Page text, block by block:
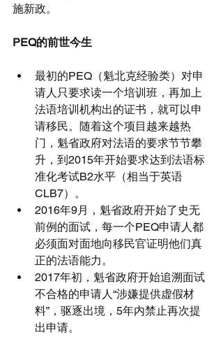
施新政。
PEQ的前世今生
最初的PEQ（魁北克经验类）对申
请人只要求读一个培训班，再加上
法语培训机构出的证书，就可以申
请移民。随着这个项目越来越热
门，魁省政府对法语的要求节节攀
升，到2015年开始要求达到法语标
准化考试B2水平（相当于英语
CLB7）。
2016年9月，魁省政府开始了史无
前例的面试，每一个PEQ申请人都
必须面对面地向移民官证明他们真
正的法语能力。
2017年初，魁省政府开始追溯面试
不合格的申请人“涉嫌提供虚假材
料”，驱逐出境，5年内禁止再次提
出申请。